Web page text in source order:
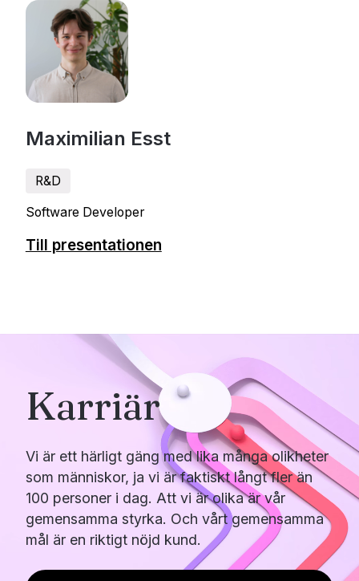
Maximilian Esst
R&D
Software Developer
Till presentationen
Karriär
Vi är ett härligt gäng med lika många olikheter
som människor, ja vi är faktiskt långt fler än
100 personer i dag. Att vi är olika är vår
gemensamma styrka. Och vårt gemensamma
mål är en riktigt nöjd kund.